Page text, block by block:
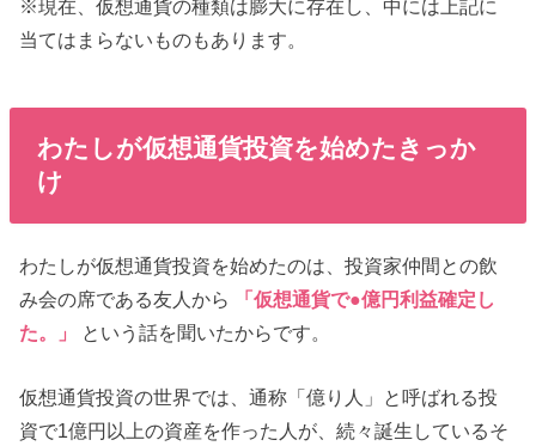
※現在、仮想通貨の種類は膨大に存在し、中には上記に
当てはまらないものもあります。
わたしが仮想通貨投資を始めたきっか
け
わたしが仮想通貨投資を始めたのは、投資家仲間との飲
み会の席である友人から
「仮想通貨で●億円利益確定し
た。」
という話を聞いたからです。
仮想通貨投資の世界では、通称「億り人」と呼ばれる投
資で1億円以上の資産を作った人が、続々誕生しているそ